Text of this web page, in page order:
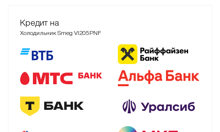
Кредит на
Холодильник Smeg VI205PNF